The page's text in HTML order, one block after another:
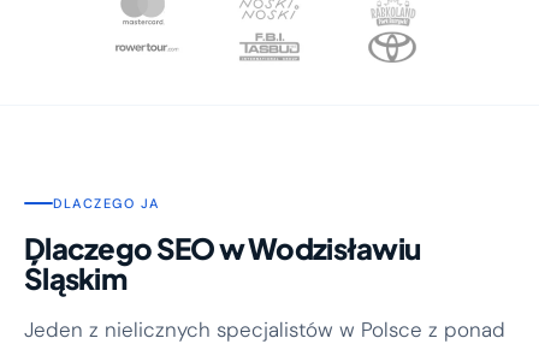
DLACZEGO JA
Dlaczego SEO w Wodzisławiu
Śląskim
Jeden z nielicznych specjalistów w Polsce z ponad